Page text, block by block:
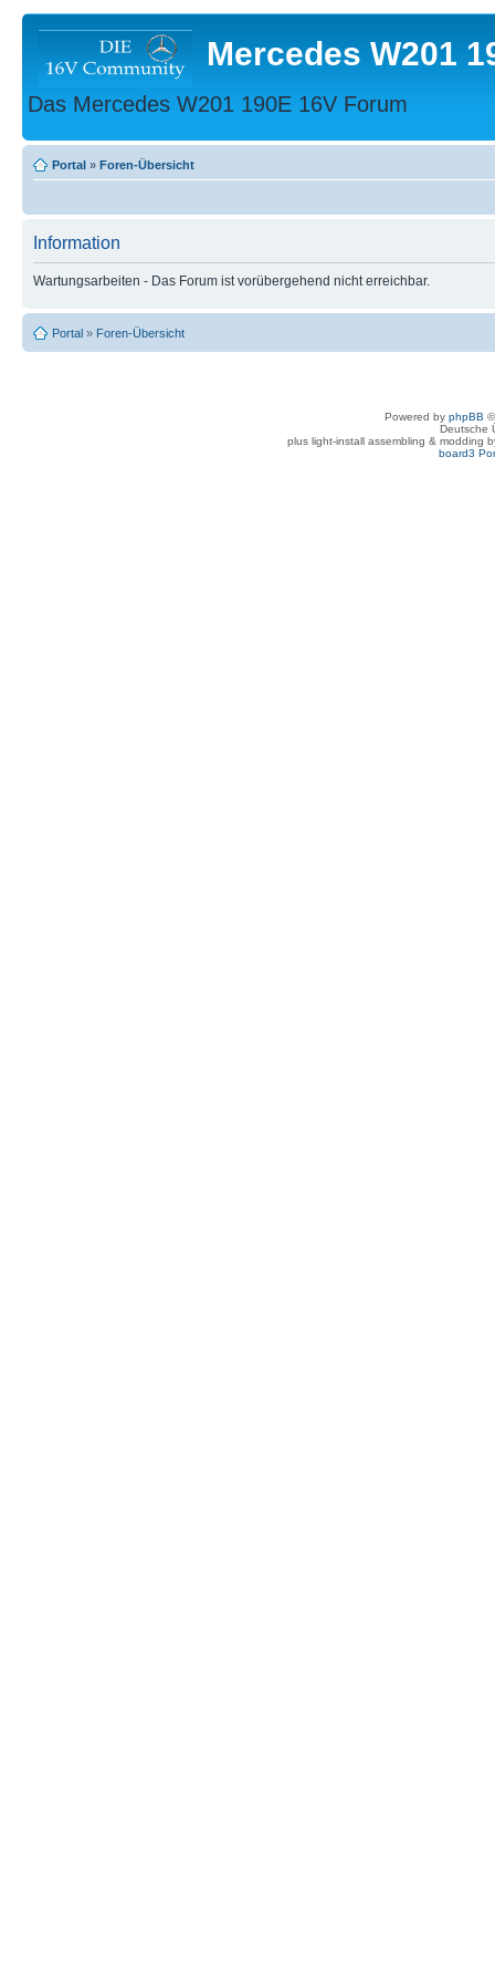
Mercedes W201
Das Mercedes W201 190E 16V Forum
Portal » Foren-Übersicht
Information
Wartungsarbeiten - Das Forum ist vorübergehend nicht erreichbar.
Portal » Foren-Übersicht
Powered by phpBB
Deutsche
plus light-install assembling & modding
board3